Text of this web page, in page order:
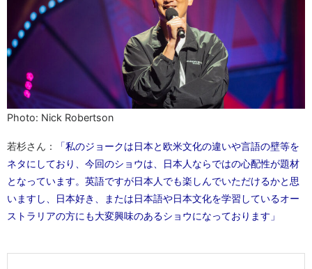
Photo: Nick Robertson
若杉さん：
「私のジョークは日本と欧米文化の違いや言語の壁等を
ネタにしており、今回のショウは、日本人ならではの心配性が題材
となっています。英語ですが日本人でも楽しんでいただけるかと思
いますし、日本好き、または日本語や日本文化を学習しているオー
ストラリアの方にも大変興味のあるショウになっております」